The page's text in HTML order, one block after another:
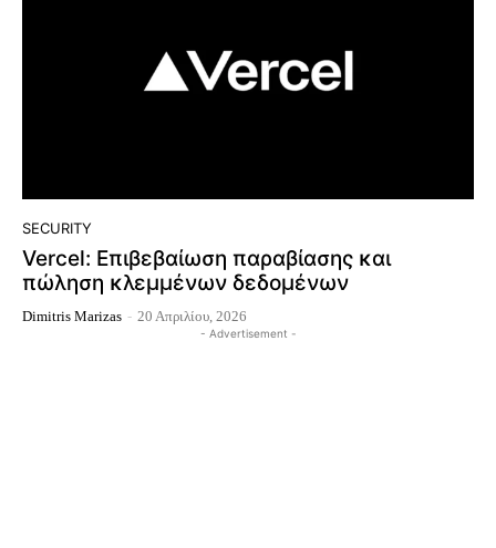
SECURITY
Vercel: Επιβεβαίωση παραβίασης και
πώληση κλεμμένων δεδομένων
Dimitris Marizas - 20 Απριλίου, 2026
- Advertisement -